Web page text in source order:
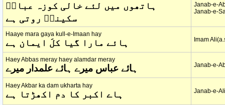
ہاتھوں میں لئے خالی کوزہ عباسؑ
سکینہؑ روتی ہے
Janab-e-
Janab-e-
Haaye mara gaya kull-e-Imaan hay
ہائے مارا گیا کلَ ایمان ہے Imam
Haey Abbas meray haey alamdar meray
ہائے عباس میرے ہائے علمدار میرے Janab-e-
Haey Akbar ka dam ukharta hay
ہاے اکبر کا دم اکھڑتا ہے Janab-e-